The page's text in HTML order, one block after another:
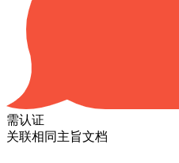
需认证
关联相同主旨文档